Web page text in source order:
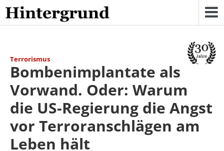
Skip
to
content
Terrorismus
Bombenimplantate als
Vorwand. Oder: Warum
die US-Regierung die Angst
vor Terroranschlägen am
Leben hält